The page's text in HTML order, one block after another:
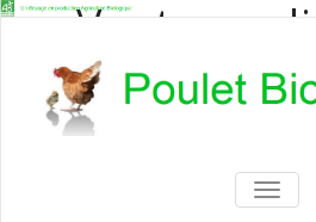
Vente en
Vente en direct de
particuliers et